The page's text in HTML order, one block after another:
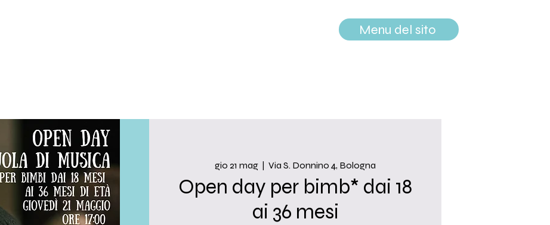
Menu del sito
gio 21 mag
  |
Via S. Donnino 4, Bologna
Open day per bimb* dai 18
ai 36 mesi